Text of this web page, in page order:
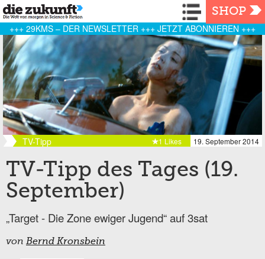
Navigation
SHOP
+++ 29KMS – DER NEWSLETTER +++ JETZT ABONNIEREN +++
TV-Tipp 19. September 2014
1 Likes
TV-Tipp des Tages (19.
September)
„Target - Die Zone ewiger Jugend“ auf 3sat
von Bernd Kronsbein